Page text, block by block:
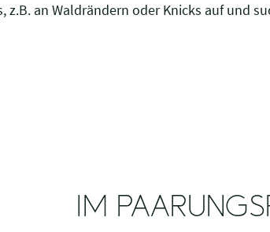
an Waldrändern oder Knicks auf und
IM